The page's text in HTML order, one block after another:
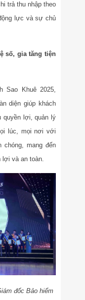
trả thu nhập theo
lực và sự chủ
số, gia tăng tiện
Sao Khuê 2025,
diện giúp khách
quyền lợi, quản lý
lúc, mọi nơi với
chóng, mang đến
lợi và an toàn.
đốc Bảo hiểm